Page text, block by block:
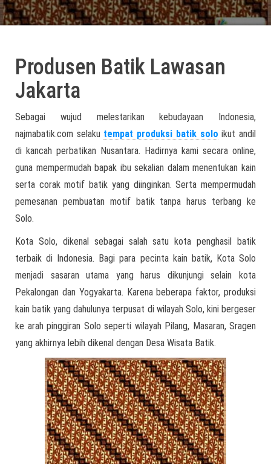
Produsen Batik Lawasan
Jakarta
Sebagai wujud melestarikan kebudayaan Indonesia,
najmabatik.com selaku tempat produksi batik solo ikut andil
di kancah perbatikan Nusantara. Hadirnya kami secara online,
guna mempermudah bapak ibu sekalian dalam menentukan kain
serta corak motif batik yang diinginkan. Serta mempermudah
pemesanan pembuatan motif batik tanpa harus terbang ke
Solo.
Kota Solo, dikenal sebagai salah satu kota penghasil batik
terbaik di Indonesia. Bagi para pecinta kain batik, Kota Solo
menjadi sasaran utama yang harus dikunjungi selain kota
Pekalongan dan Yogyakarta. Karena beberapa faktor, produksi
kain batik yang dahulunya terpusat di wilayah Solo, kini bergeser
ke arah pinggiran Solo seperti wilayah Pilang, Masaran, Sragen
yang akhirnya lebih dikenal dengan Desa Wisata Batik.